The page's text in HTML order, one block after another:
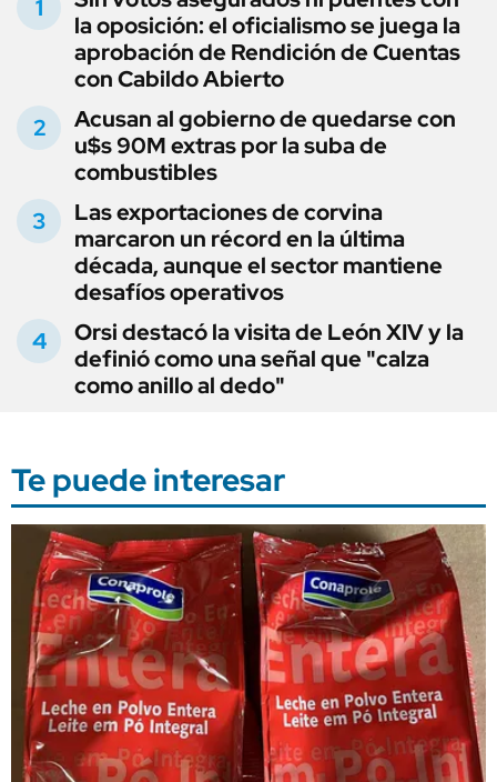
la oposición: el oficialismo se juega la
aprobación de Rendición de Cuentas
con Cabildo Abierto
Acusan al gobierno de quedarse con
u$s 90M extras por la suba de
combustibles
Las exportaciones de corvina
marcaron un récord en la última
década, aunque el sector mantiene
desafíos operativos
Orsi destacó la visita de León XIV y la
definió como una señal que "calza
como anillo al dedo"
Te puede interesar